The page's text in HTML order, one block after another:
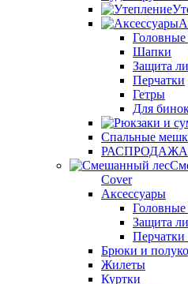
Шапки
Защита
Перчатки
Гетры
Для
Спальные
РАСПРОДАЖА
Cover
Аксессуары
Защита
Брюки и
Жилеты
Куртки